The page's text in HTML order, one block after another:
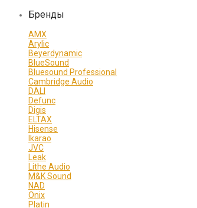
Бренды
AMX
Arylic
Beyerdynamic
BlueSound
Bluesound Professional
Cambridge Audio
DALI
Defunc
Digis
ELTAX
Hisense
Ikarao
JVC
Leak
Lithe Audio
M&K Sound
NAD
Onix
Platin